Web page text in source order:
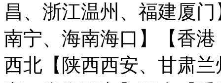
昌、浙江温州、福建厦门
南宁、海南海口】
【香
西北【陕西西安、甘肃